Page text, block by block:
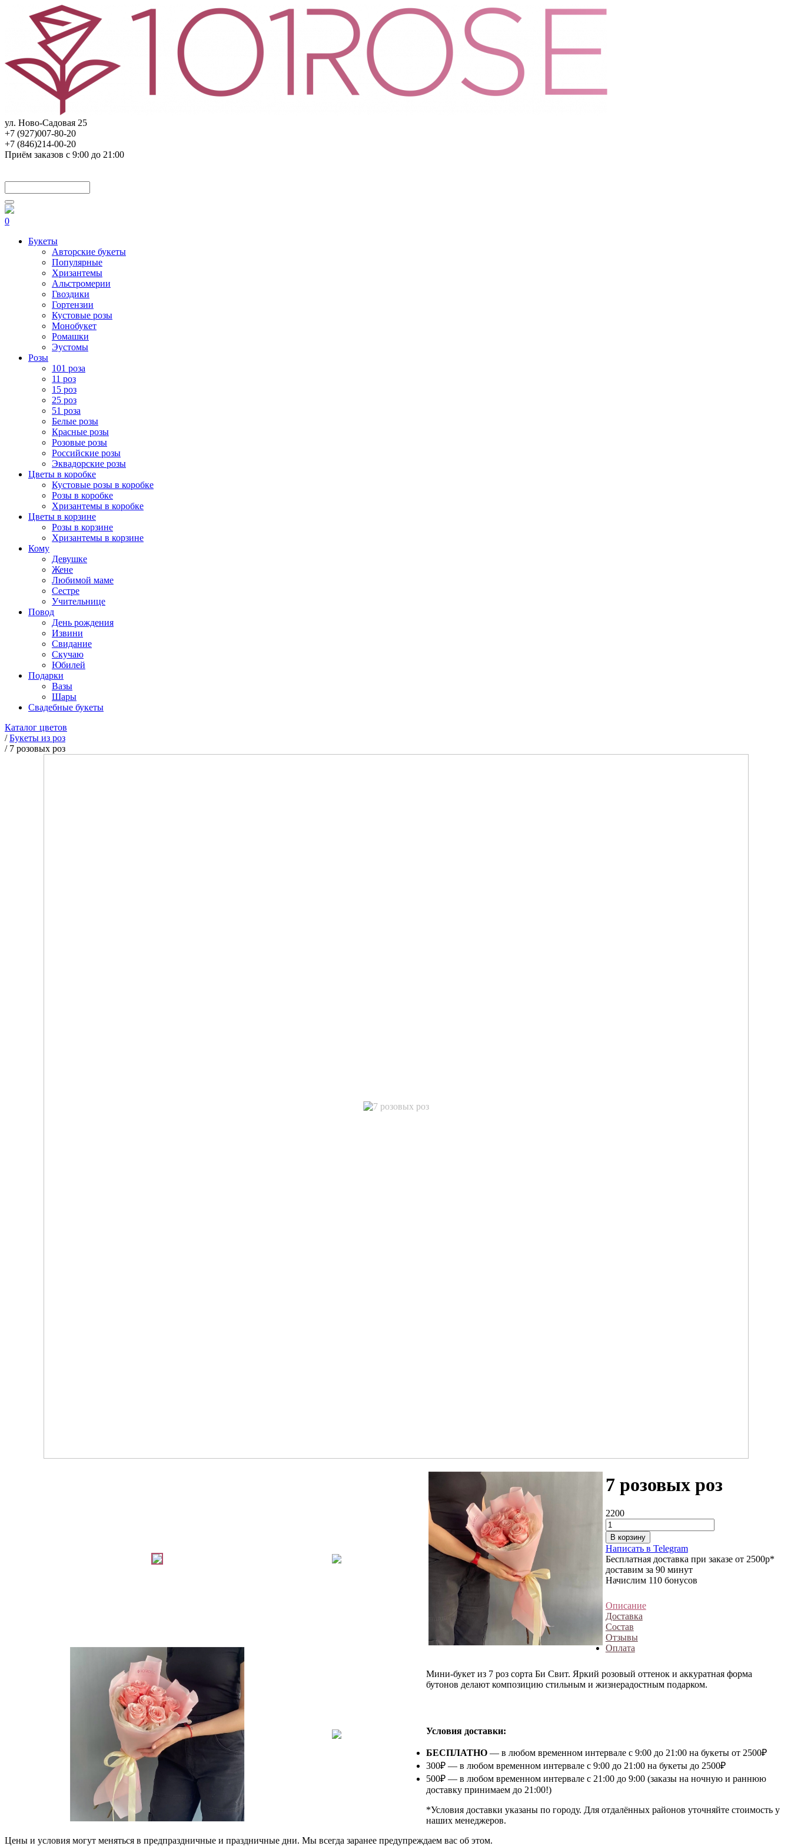
ул. Ново-Садовая 25
+7 (927)007-80-20
+7 (846)214-00-20
Приём заказов с 9:00 до 21:00
0
Букеты
Авторские букеты
Популярные
Хризантемы
Альстромерии
Гвоздики
Гортензии
Кустовые розы
Монобукет
Ромашки
Эустомы
Розы
101 роза
11 роз
15 роз
25 роз
51 роза
Белые розы
Красные розы
Розовые розы
Российские розы
Эквадорские розы
Цветы в коробке
Кустовые розы в коробке
Розы в коробке
Хризантемы в коробке
Цветы в корзине
Розы в корзине
Хризантемы в корзине
Кому
Девушке
Жене
Любимой маме
Сестре
Учительнице
Повод
День рождения
Извини
Свидание
Скучаю
Юбилей
Подарки
Вазы
Шары
Свадебные букеты
Каталог цветов
/Букеты из роз
/ 7 розовых роз
7 розовых роз
2200
В корзину
Написать в Telegram
Бесплатная доставка при заказе от 2500р*
доставим за 90 минут
Начислим 110 бонусов
Описание
Доставка
Состав
Отзывы
Оплата
Мини-букет из 7 роз сорта Би Свит. Яркий розовый оттенок и аккуратная форма
бутонов делают композицию стильным и жизнерадостным подарком.
Условия доставки:
БЕСПЛАТНО — в любом временном интервале с 9:00 до 21:00 на букеты от 2500₽
300₽ — в любом временном интервале с 9:00 до 21:00 на букеты до 2500₽
500₽ — в любом временном интервале с 21:00 до 9:00 (заказы на ночную и раннюю
доставку принимаем до 21:00!)
*Условия доставки указаны по городу. Для отдалённых районов уточняйте стоимость у
наших менеджеров.
Цены и условия могут меняться в предпраздничные и праздничные дни. Мы всегда заранее предупреждаем вас об этом.